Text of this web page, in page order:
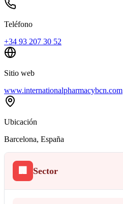
Teléfono
+34 93 207 30 52
Sitio web
www.internationalpharmacybcn.com
Ubicación
Barcelona, España
🏢 Sector